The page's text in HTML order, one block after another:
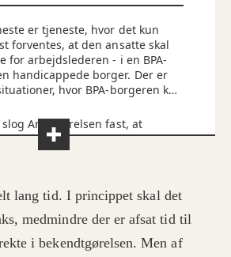
er tjeneste, hvor det kun
forventes, at den ansatte skal
for arbejdslederen - i en BPA-
handicappede borger. Der er
hvor BPA-borgeren kan
ofte behovet opstår.
Ankestyrelsen fast, at
skal følges, og at kommunerne
med at betale for rådighedstimer,
af sagen iartiklerne her ogher.
der trådte i
rådighedstimer om dagen.
lang tid. I princippet skal det
medmindre der er afsat tid til
i bekendtgørelsen. Men af